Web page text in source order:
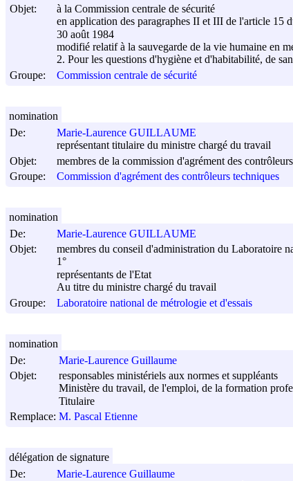
Objet:
à la Commission centrale de sécurité
en application des paragraphes II et III de l'article 15
30 août 1984
modifié relatif à la sauvegarde de la vie humaine en
2. Pour les questions d'hygiène et d'habitabilité, de
Groupe:
Commission centrale de sécurité
De:
Marie-Laurence GUILLAUME
représentant titulaire du ministre chargé du travail
Objet:
membres de la commission d'agrément des
Groupe:
Commission d'agrément des contrôleurs techniques
nomination
De:
Marie-Laurence GUILLAUME
Objet:
membres du conseil d'administration du Laboratoire
1°
représentants de l'Etat
Au titre du ministre chargé du travail
Groupe:
Laboratoire national de métrologie et d'essais
nomination
De:
Marie-Laurence Guillaume
Objet:
responsables ministériels aux normes et suppléants
Ministère du travail, de l'emploi, de la formation
Titulaire
Remplace: M. Pascal Etienne
nomination
De:
Marie-Laurence Guillaume
délégation de signature